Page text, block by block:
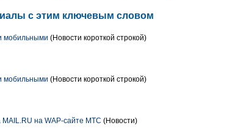
с этим ключевым словом
мобильными (Новости короткой строкой)
мобильными (Новости короткой строкой)
MAIL.RU на WAP-сайте МТС (Новости)